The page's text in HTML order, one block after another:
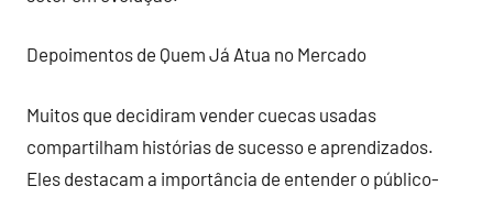
Depoimentos de Quem Já Atua no Mercado
Muitos que decidiram vender cuecas usadas
compartilham histórias de sucesso e aprendizados.
Eles destacam a importância de entender o público-